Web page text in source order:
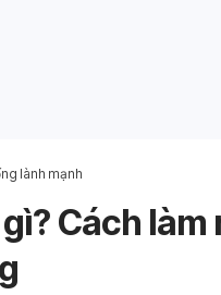
lành mạnh
Cách